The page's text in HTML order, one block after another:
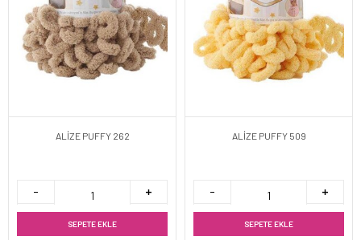
ALİZE PUFFY 262
SEPETE EKLE
ALİZE PUFFY 509
SEPETE EKLE